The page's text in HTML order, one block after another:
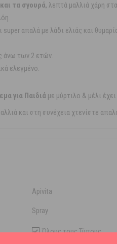
τα σγουρά, λεπτά μαλλιά χάρη
απαλά με λάδι ελιάς και
άνω των 2 ετών.
ελεγμένο.
για Παιδιά με μύρτιλο & μέλι
και στη συνέχεια χτενίστε
Apivita
Spray
Όλους τους Τύπους